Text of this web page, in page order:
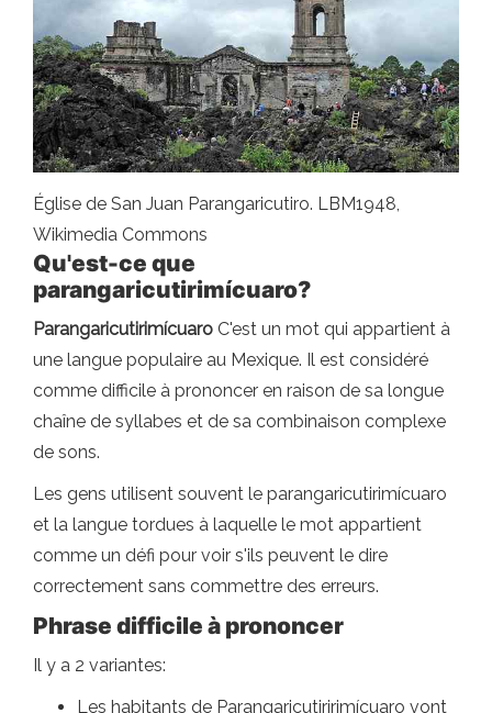
Église de San Juan Parangaricutiro. LBM1948,
Wikimedia Commons
Qu'est-ce que
parangaricutirimícuaro?
Parangaricutirimícuaro C'est un mot qui appartient à
une langue populaire au Mexique. Il est considéré
comme difficile à prononcer en raison de sa longue
chaîne de syllabes et de sa combinaison complexe
de sons.
Les gens utilisent souvent le parangaricutirimícuaro
et la langue tordues à laquelle le mot appartient
comme un défi pour voir s'ils peuvent le dire
correctement sans commettre des erreurs.
Phrase difficile à prononcer
Il y a 2 variantes:
Les habitants de Parangaricutiririmícuaro vont